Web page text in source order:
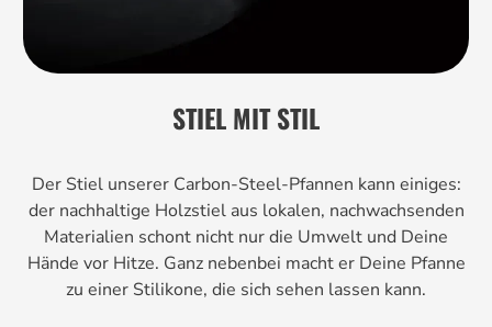
STIEL MIT STIL
Der Stiel unserer Carbon-Steel-Pfannen kann einiges:
der nachhaltige Holzstiel aus lokalen, nachwachsenden
Materialien schont nicht nur die Umwelt und Deine
Hände vor Hitze. Ganz nebenbei macht er Deine Pfanne
zu einer Stilikone, die sich sehen lassen kann.